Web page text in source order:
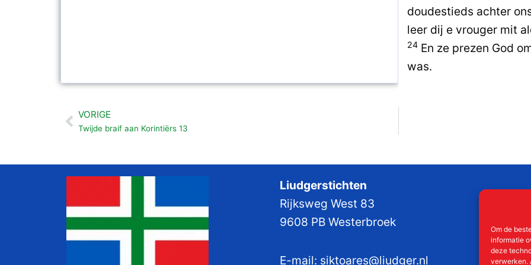
Om de
informatie
deze
verwerken.
doudestieds achter
leer dij e vrouger mit
24 En ze prezen God
was.
Vorige
VORIGE
Twijde braif aan Korintiërs 13
Liudgerstichten
Rijksweg West 83
9608 PB Westerbroek
E-mail: siktoares@liudger.nl